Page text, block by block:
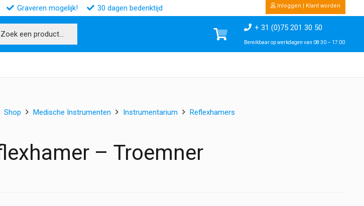
Graveren mogelijk! 30 dagen bedenktijd Inloggen | Klant worden
Zoek een product…
+ 31 (0)75 201 30 50
Bereikbaar op werkdagen van 08:30 – 17:00
Shop Medische Instrumenten Instrumentarium Reflexhamers
– Troemner